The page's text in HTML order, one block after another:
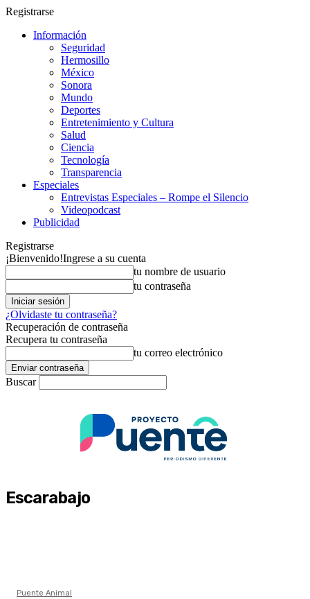
Registrarse
Información
Seguridad
Hermosillo
México
Sonora
Mundo
Deportes
Entretenimiento y Cultura
Salud
Ciencia
Tecnología
Transparencia
Especiales
Entrevistas Especiales – Rompe el Silencio
Videopodcast
Publicidad
Registrarse
¡Bienvenido!Ingrese a su cuenta
tu nombre de usuario
tu contraseña
¿Olvidaste tu contraseña?
Recuperación de contraseña
Recupera tu contraseña
tu correo electrónico
Buscar
Escarabajo
Puente Animal